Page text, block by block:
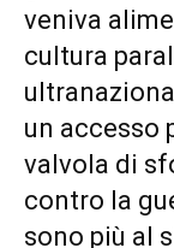
veniva
cultura
un accesso
valvola di
contro la
sono più al